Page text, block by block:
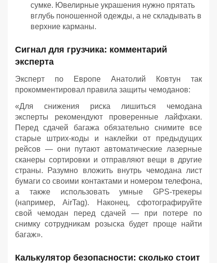
сумке. Ювелирные украшения нужно прятать
вглубь поношенной одежды, а не складывать в
верхние карманы.
Сигнал для грузчика: комментарий
эксперта
Эксперт по Европе Анатолий Ковтун так
прокомментировал правила защиты чемоданов:
«Для снижения риска лишиться чемодана
эксперты рекомендуют проверенные лайфхаки.
Перед сдачей багажа обязательно снимите все
старые штрих-коды и наклейки от предыдущих
рейсов — они путают автоматические лазерные
сканеры сортировки и отправляют вещи в другие
страны. Разумно вложить внутрь чемодана лист
бумаги со своими контактами и номером телефона,
а также использовать умные GPS-трекеры
(например, AirTag). Наконец, сфотографируйте
свой чемодан перед сдачей — при потере по
снимку сотрудникам розыска будет проще найти
багаж».
Калькулятор безопасности: сколько стоит